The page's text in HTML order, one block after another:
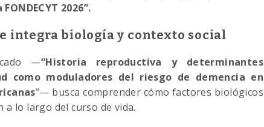
2026”.
integra biología y contexto social
—“Historia reproductiva y determinantes
como moduladores del riesgo de demencia en
”— busca comprender cómo factores biológicos
a lo largo del curso de vida.